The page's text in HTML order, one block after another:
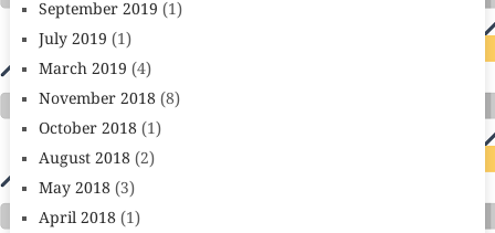
September 2019 (1)
July 2019 (1)
March 2019 (4)
November 2018(8)
October 2018(1)
August 2018(2)
May 2018(3)
April 2018(1)